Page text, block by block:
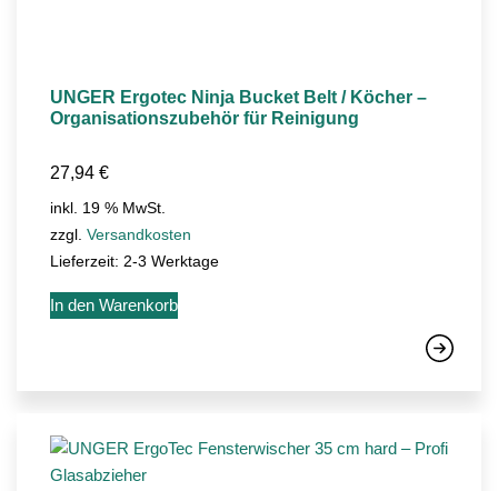
UNGER Ergotec Ninja Bucket Belt / Köcher –
Organisationszubehör für Reinigung
27,94 €
inkl. 19 % MwSt.
zzgl. Versandkosten
Lieferzeit: 2-3 Werktage
In den Warenkorb